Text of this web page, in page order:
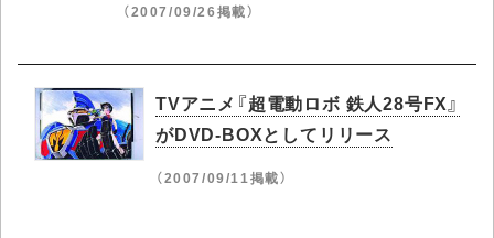
（2007/09/26掲載）
TVアニメ『超電動ロボ 鉄人28号FX』
がDVD-BOXとしてリリース
（2007/09/11掲載）